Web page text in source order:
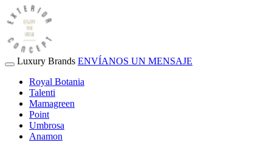
Luxury Brands ENVÍANOS UN MENSAJE
Royal Botania
Talenti
Mamagreen
Point
Umbrosa
Anamon